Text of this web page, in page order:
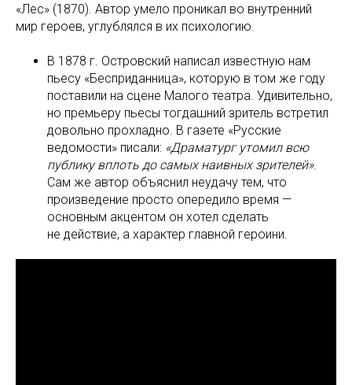
«Лес» (1870). Автор умело проникал во внутренний
мир героев, углублялся в их психологию.
В 1878 г. Островский написал известную нам
пьесу «Бесприданница», которую в том же году
поставили на сцене Малого театра. Удивительно,
но премьеру пьесы тогдашний зритель встретил
довольно прохладно. В газете «Русские
ведомости» писали: «Драматург утомил всю
публику вплоть до самых наивных зрителей».
Сам же автор объяснил неудачу тем, что
произведение просто опередило время —
основным акцентом он хотел сделать
не действие, а характер главной героини.